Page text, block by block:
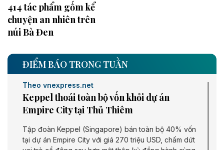
414 tác phẩm gốm kể
chuyện an nhiên trên
núi Bà Đen
ĐIỂM BÁO TRONG TUẦN
Theo vnexpress.net
Keppel thoái toàn bộ vốn khỏi dự án
Empire City tại Thủ Thiêm
Tập đoàn Keppel (Singapore) bán toàn bộ 40% vốn
tại dự án Empire City với giá 270 triệu USD, chấm dứt